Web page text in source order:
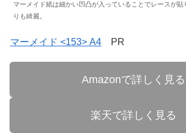
マーメイド紙は細かい凹凸が入っていることでレースが
りも綺麗。
マーメイド <153> A4 PR
Amazonで詳しく見る
楽天で詳しく見る